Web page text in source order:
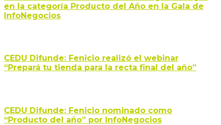
en la categoría Producto del Año en la Gala de
InfoNegocios
CEDU Difunde: Fenicio realizó el webinar
“Prepará tu tienda para la recta final del año”
CEDU Difunde: Fenicio nominado como
“Producto del año” por InfoNegocios